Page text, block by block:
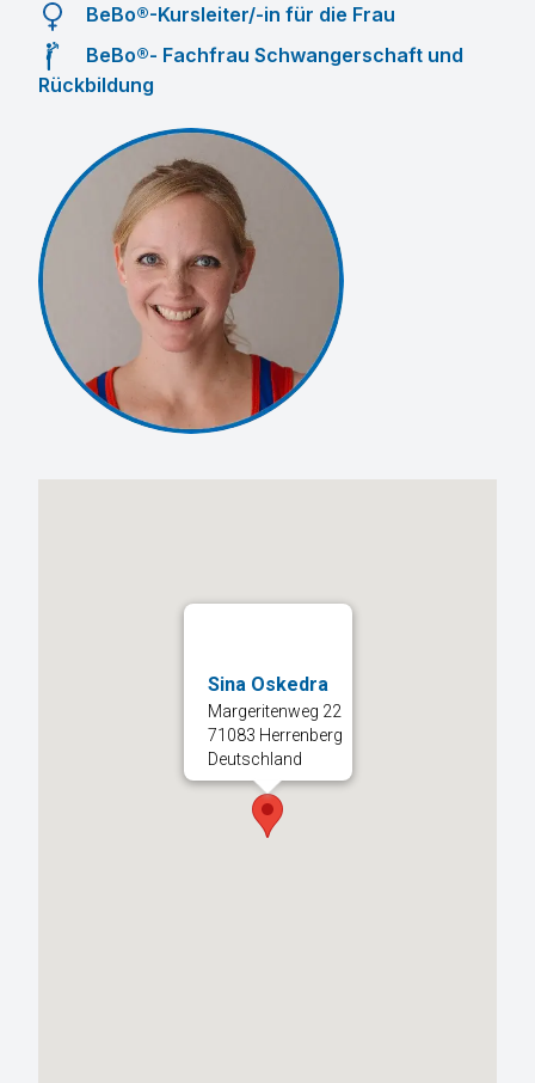
BeBo®-Kursleiter/-in für die Frau
BeBo®- Fachfrau Schwangerschaft und
Rückbildung
Sina Oskedra
Margeritenweg 22
71083 Herrenberg
Deutschland